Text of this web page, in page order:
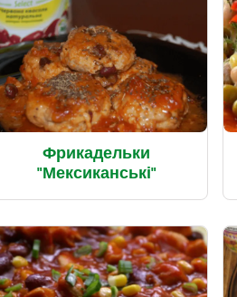
Фрикадельки
"Мексиканські"